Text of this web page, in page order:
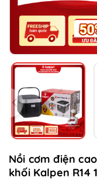
Nồi cơm điện
khối Kalpen R14